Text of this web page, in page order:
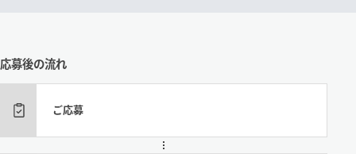
応募後の流れ
ご応募